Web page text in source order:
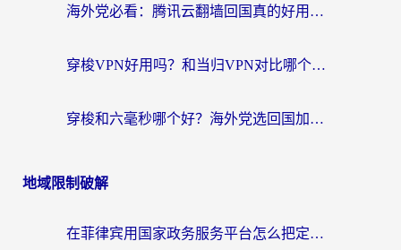
海外党必看：腾讯云翻墙回国真的好用吗？+ 3步选对回国加速器指南
穿梭VPN好用吗？和当归VPN对比哪个回国效果更好？海外党亲测实用指南
穿梭和六毫秒哪个好？海外党选回国加速器的避坑指南，附番茄加速器实测
地域限制破解
在菲律宾用国家政务服务平台怎么把定位修改到中国国内？3步解决+海外看剧听歌全攻略